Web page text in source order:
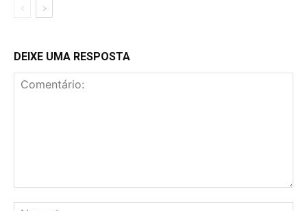
DEIXE UMA RESPOSTA